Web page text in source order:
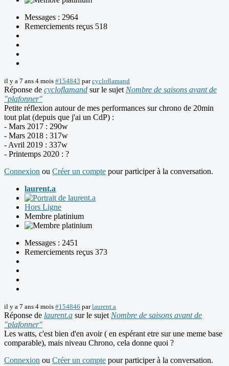
Messages : 2964
Remerciements reçus 518
il y a 7 ans 4 mois #154843 parcycloflamand
Réponse de cycloflamand sur le sujet Nombre de saisons avant de
"plafonner"
Petite réflexion autour de mes performances sur chrono de 20min
tout plat (depuis que j'ai un CdP) :
- Mars 2017 : 290w
- Mars 2018 : 317w
- Avril 2019 : 337w
- Printemps 2020 : ?
Connexion ou Créer un compte pour participer à la conversation.
laurent.a
Hors Ligne
Membre platinium
Messages : 2451
Remerciements reçus 373
il y a 7 ans 4 mois #154846 parlaurent.a
Réponse de laurent.a sur le sujet Nombre de saisons avant de
"plafonner"
Les watts, c'est bien d'en avoir ( en espérant etre sur une meme base
comparable), mais niveau Chrono, cela donne quoi ?
Connexion ou Créer un compte pour participer à la conversation.